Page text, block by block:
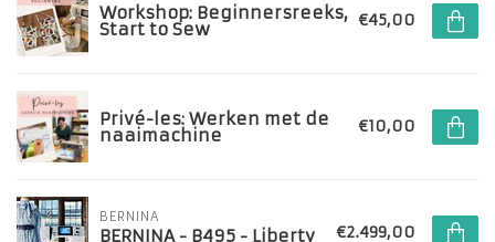
Workshop: Beginnersreeks,
Start to Sew €45,00
Privé-les: Werken met de
naaimachine €10,00
BERNINA
BERNINA - B495 - Liberty €2.499,00